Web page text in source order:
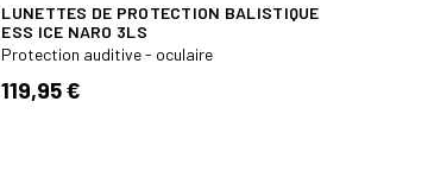
LUNETTES DE PROTECTION BALISTIQUE
ESS ICE NARO 3LS
Protection auditive - oculaire
119,95 €